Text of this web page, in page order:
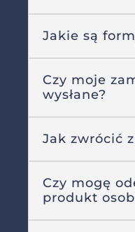
Jakie są
Czy moje
wysłane?
Jak zwrócić
Czy mogę
produkt